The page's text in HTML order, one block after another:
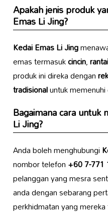
Apakah jenis produk
Emas Li Jing?
Kedai Emas Li Jing
emas termasukcincin,rantai
produk ini direka dengan
tradisionaluntuk
Bagaimana cara untuk
Li Jing?
Anda boleh menghubungi
nombor telefon+60 7-771
pelanggan yang mesra
anda dengan sebarang
perkhidmatan yang